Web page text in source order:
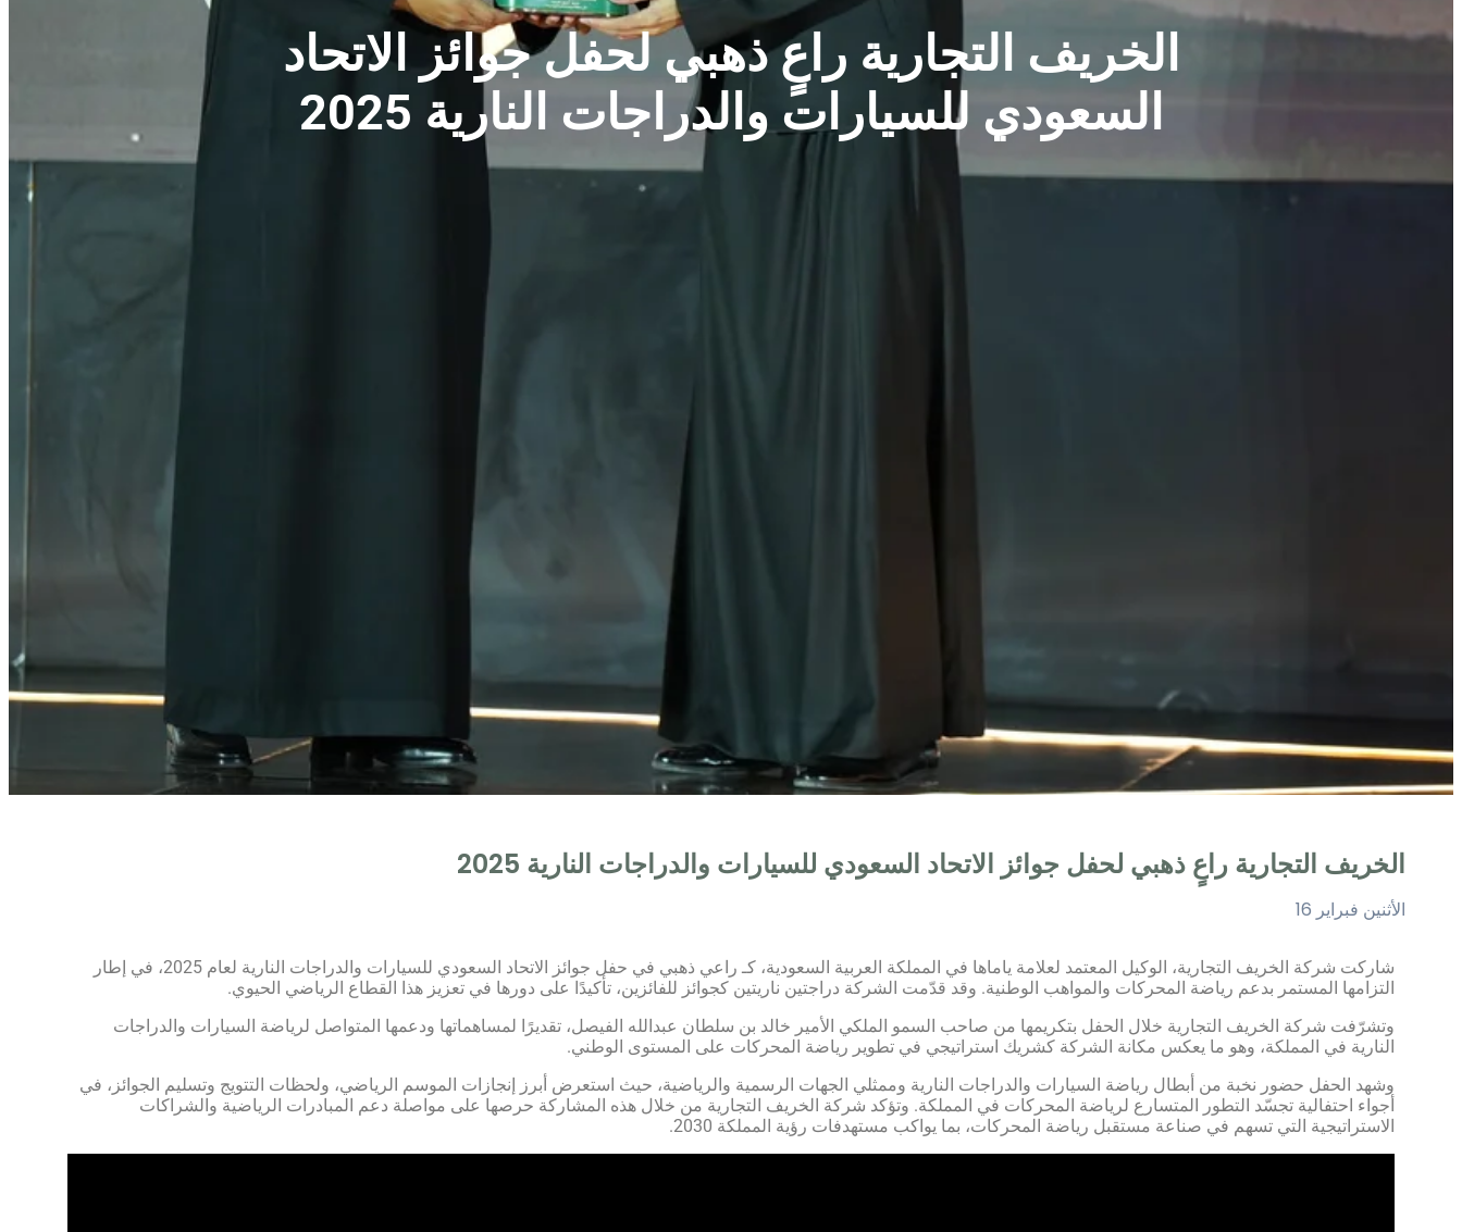
الخريف التجارية راعٍ ذهبي لحفل جوائز الاتحاد
السعودي للسيارات والدراجات النارية 2025​
الخريف التجارية راعٍ ذهبي لحفل جوائز الاتحاد السعودي للسيارات والدراجات النارية 2025​
الأثنين فبراير 16
شاركت شركة الخريف التجارية، الوكيل المعتمد لعلامة ياماها في المملكة العربية السعودية، كـ راعي ذهبي في حفل جوائز الاتحاد السعودي للسيارات والدراجات النارية لعام في إطار
التزامها المستمر بدعم رياضة المحركات والمواهب الوطنية. وقد قدّمت الشركة دراجتين ناريتين كجوائز للفائزين، تأكيدًا على دورها في تعزيز هذا القطاع الرياضي الحيوي.
وتشرّفت شركة الخريف التجارية خلال الحفل بتكريمها من صاحب السمو الملكي الأمير خالد بن سلطان عبدالله الفيصل، تقديرًا لمساهماتها ودعمها المتواصل لرياضة السيارات والدراجات
النارية في المملكة، وهو ما يعكس مكانة الشركة كشريك استراتيجي في تطوير رياضة المحركات على المستوى الوطني.
وشهد الحفل حضور نخبة من أبطال رياضة السيارات والدراجات النارية وممثلي الجهات الرسمية والرياضية، حيث استعرض أبرز إنجازات الموسم الرياضي، ولحظات التتويج وتسليم الجوائز ، في
أجواء احتفالية تجسّد التطور المتسارع لرياضة المحركات في المملكة. وتؤكد شركة الخريف التجارية من خلال هذه المشاركة حرصها على مواصلة دعم المبادرات الرياضية والشراكات
الاستراتيجية التي تسهم في صناعة مستقبل رياضة المحركات، بما يواكب مستهدفات رؤية المملكة